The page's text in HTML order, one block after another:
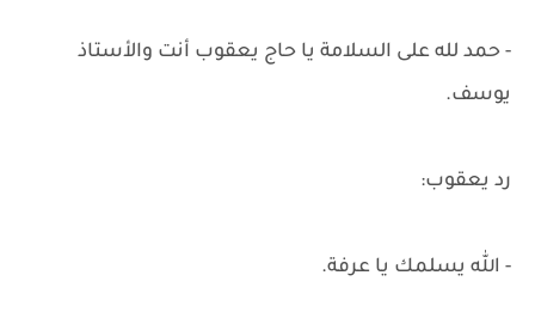
- حمد لله على السلامة يا حاج يعقوب أنت والأستاذ
يوسف.
رد يعقوب:
- الله يسلمك يا عرفة.